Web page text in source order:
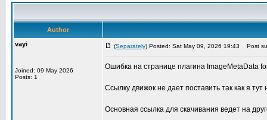
Author
vayi
Joined: 09 May 2026
Posts: 1
(Separately) Posted: Sat May 09, 2026 19:43 Post
Ошибка на странице плагина ImageMetaData
Ссылку движок не дает поставить так как я тут
Основная ссылка для скачивания ведет на